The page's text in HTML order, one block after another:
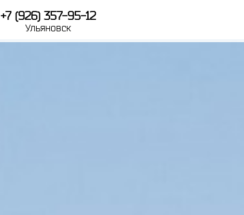
+7 (926) 357-95-12
Ульяновск